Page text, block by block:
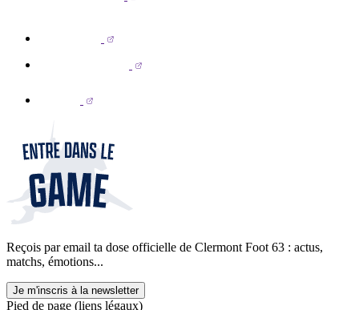
Reçois par email ta dose officielle de Clermont Foot 63 : actus,
matchs, émotions...
Je m'inscris à la newsletter
Pied de page (liens légaux)